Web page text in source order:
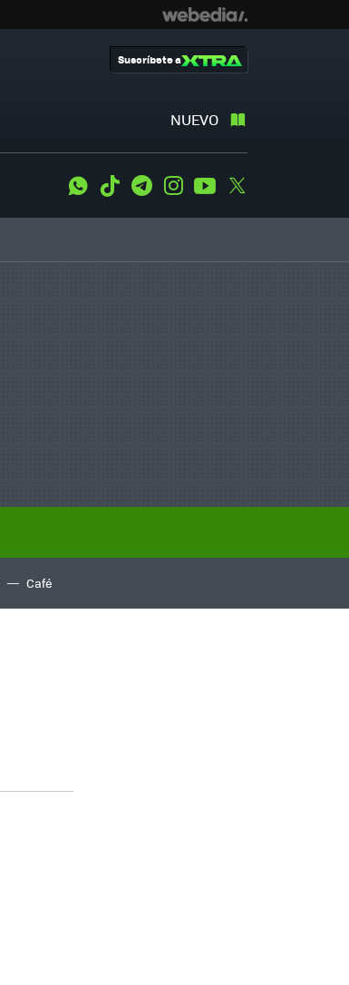
NUEVO
Suscríbete a
WhatsApp
Tiktok TelegramInstagramYoutube
Café